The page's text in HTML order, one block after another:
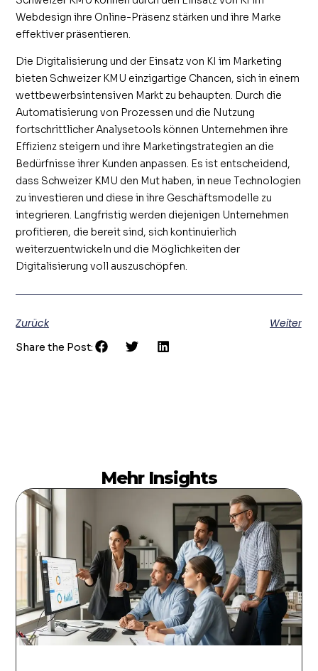
Webdesign ihre Online-Präsenz stärken und ihre Marke
effektiver präsentieren.
Die Digitalisierung und der Einsatz von KI im Marketing
bieten Schweizer KMU einzigartige Chancen, sich in einem
wettbewerbsintensiven Markt zu behaupten. Durch die
Automatisierung von Prozessen und die Nutzung
fortschrittlicher Analysetools können Unternehmen ihre
Effizienz steigern und ihre Marketingstrategien an die
Bedürfnisse ihrer Kunden anpassen. Es ist entscheidend,
dass Schweizer KMU den Mut haben, in neue Technologien
zu investieren und diese in ihre Geschäftsmodelle zu
integrieren. Langfristig werden diejenigen Unternehmen
profitieren, die bereit sind, sich kontinuierlich
weiterzuentwickeln und die Möglichkeiten der
Digitalisierung voll auszuschöpfen.
Zurück Weiter
Share the Post:
Mehr Insights